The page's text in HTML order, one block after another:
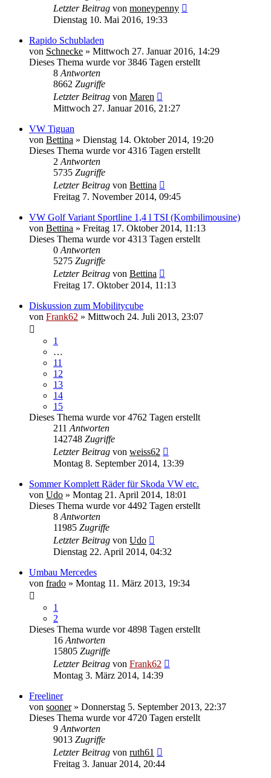
Letzter Beitrag von moneypenny
Dienstag 10. Mai 2016, 19:33
Rapido Schubladen
von Schnecke » Mittwoch 27. Januar 2016, 14:29
Dieses Thema wurde vor 3846 Tagen erstellt
8 Antworten
8662 Zugriffe
Letzter Beitrag von Maren
Mittwoch 27. Januar 2016, 21:27
VW Tiguan
von Bettina » Dienstag 14. Oktober 2014, 19:20
Dieses Thema wurde vor 4316 Tagen erstellt
2 Antworten
5735 Zugriffe
Letzter Beitrag von Bettina
Freitag 7. November 2014, 09:45
VW Golf Variant Sportline 1,4 l TSI (Kombilimousine)
von Bettina » Freitag 17. Oktober 2014, 11:13
Dieses Thema wurde vor 4313 Tagen erstellt
0 Antworten
5275 Zugriffe
Letzter Beitrag von Bettina
Freitag 17. Oktober 2014, 11:13
Diskussion zum Mobilitycube
von Frank62 » Mittwoch 24. Juli 2013, 23:07
1
…
11
12
13
14
15
Dieses Thema wurde vor 4762 Tagen erstellt
211 Antworten
142748 Zugriffe
Letzter Beitrag von weiss62
Montag 8. September 2014, 13:39
Sommer Komplett Räder für Skoda VW etc.
von Udo » Montag 21. April 2014, 18:01
Dieses Thema wurde vor 4492 Tagen erstellt
8 Antworten
11985 Zugriffe
Letzter Beitrag von Udo
Dienstag 22. April 2014, 04:32
Umbau Mercedes
von frado » Montag 11. März 2013, 19:34
1
2
Dieses Thema wurde vor 4898 Tagen erstellt
16 Antworten
15805 Zugriffe
Letzter Beitrag von Frank62
Montag 3. März 2014, 14:39
Freeliner
von sooner» Donnerstag 5. September 2013, 22:37
Dieses Thema wurde vor 4720 Tagen erstellt
9 Antworten
9013 Zugriffe
Letzter Beitrag von ruth61
Freitag 3. Januar 2014, 20:44